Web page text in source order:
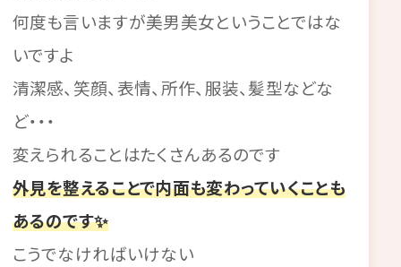
何度も言いますが美男美女ということではな
いですよ
清潔感、笑顔、表情、所作、服装、髪型などな
ど・・・
変えられることはたくさんあるのです
外見を整えることで内面も変わっていくことも
あるのです✨
こうでなければいけない